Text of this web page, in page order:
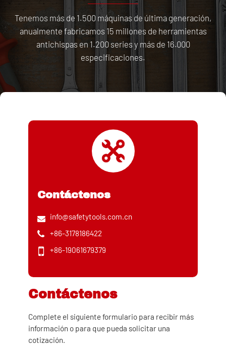
Tenemos más de 1.500 máquinas de última generación,
anualmente fabricamos 15 millones de herramientas
antichispas en 1.200 series y más de 16.000
especificaciones.
Contáctenos
info@safetytools.com.cn
+86-3178186422
+86-19061679379
Contáctenos
Complete el siguiente formulario para recibir más
información o para que pueda solicitar una
cotización.